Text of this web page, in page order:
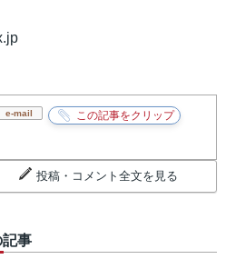
e-mail
投稿・コメント全文を見る
事